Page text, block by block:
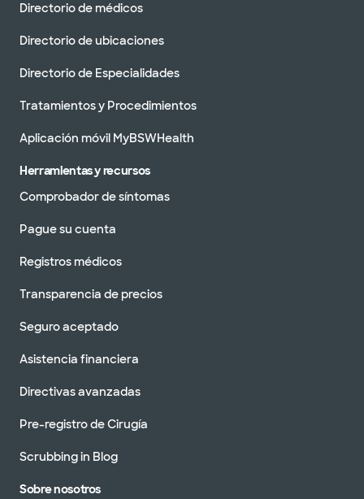
Directorio de médicos
Directorio de ubicaciones
Directorio de Especialidades
Tratamientos y Procedimientos
Aplicación móvil MyBSWHealth
Herramientas y recursos
Comprobador de síntomas
Pague su cuenta
Registros médicos
Transparencia de precios
Seguro aceptado
Asistencia financiera
Directivas avanzadas
Pre-registro de Cirugía
Scrubbing in Blog
Sobre nosotros